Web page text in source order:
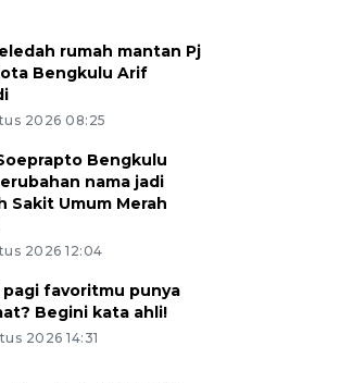
rumah mantan Pj
Bengkulu Arif
2026 08:25
Bengkulu
nama jadi
Sakit Umum Merah
2026 12:04
pagi favoritmu punya
Begini kata ahli!
2026 14:31